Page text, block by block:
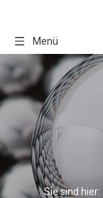
Menü
Sie sind hier: